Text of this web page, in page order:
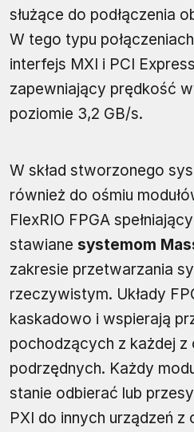
służące do podłączenia
W tego typu
interfejs MXI i PCI
zapewniający prędkość
poziomie 3,2 GB/s.
W skład stworzonego
również do ośmiu
FlexRIO FPGA
stawiane systemom
zakresie przetwarzania
rzeczywistym. Układy
kaskadowo i wspierają
pochodzących z każdej z
podrzędnych. Każdy
stanie odbierać lub
PXI do innych urządzeń z